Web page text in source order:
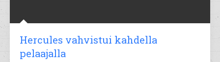
Hercules vahvistui kahdella
pelaajalla